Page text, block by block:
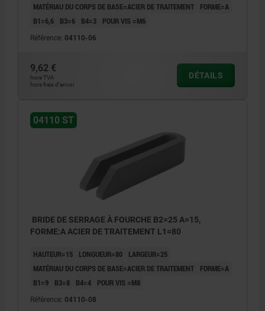
MATÉRIAU DU CORPS DE BASE=ACIER DE TRAITEMENT
FORME=A
B1=6,6
B3=6 B4=3 POUR VIS =M6
Référence: 04110-06
9,62 €
hors TVA
hors frais d’envoi
DÉTAILS
04110 ST
BRIDE DE SERRAGE À FOURCHE B2=25 A=15,
FORME:A ACIER DE TRAITEMENT L1=80
HAUTEUR=15 LONGUEUR=80
LARGEUR=25
MATÉRIAU DU CORPS DE BASE=ACIER DE TRAITEMENT
FORME=A
B1=9
B3=8 B4=4 POUR VIS =M8
Référence: 04110-08